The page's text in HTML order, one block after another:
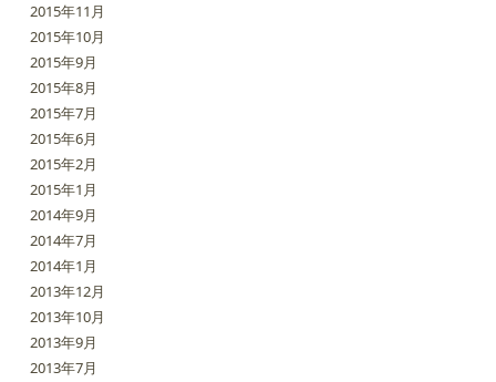
2015年11月
2015年10月
2015年9月
2015年8月
2015年7月
2015年6月
2015年2月
2015年1月
2014年9月
2014年7月
2014年1月
2013年12月
2013年10月
2013年9月
2013年7月